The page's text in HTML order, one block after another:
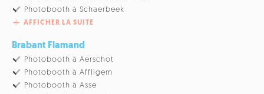
Photobooth à Schaerbeek
AFFICHER LA SUITE
Brabant Flamand
Photobooth à Aerschot
Photobooth à Affligem
Photobooth à Asse